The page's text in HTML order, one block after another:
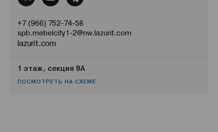
+7 (966) 752-74-58
spb.mebelcity1-2@nw.lazurit.com
lazurit.com
1 этаж, секция 8А
ПОСМОТРЕТЬ НА СХЕМЕ